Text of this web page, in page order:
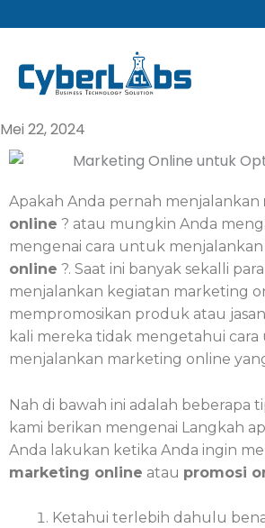
ke
Mei 22, 2024
Apakah Anda pernah menjalankan
online ? atau mungkin Anda
mengenai cara untuk menjalankan
online ?. Saat ini banyak sekalli
menjalankan kegiatan marketing
mempromosikan produk atau
kali mereka tidak mengetahui
menjalankan marketing online
Nah di bawah ini adalah beberapa
kami berikan mengenai Langkah
Anda lakukan ketika Anda ingin
marketing online atau promosi
Ketahui terlebih dahulu